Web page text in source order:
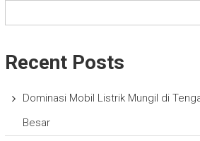
Recent Posts
Dominasi Mobil Listrik Mungil di
Besar